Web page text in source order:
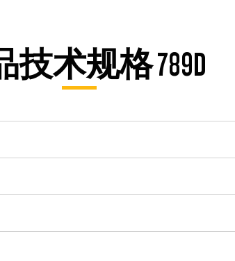
技术规格 789D